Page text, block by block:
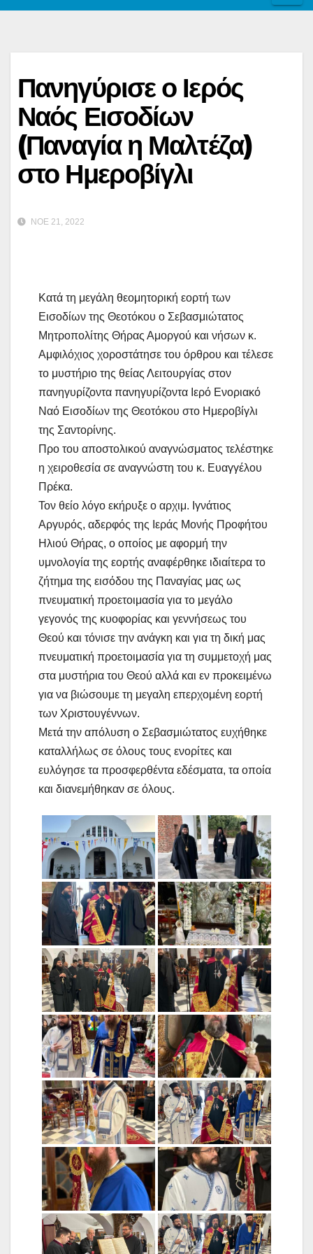
Πανηγύρισε ο Ιερός
Ναός Εισοδίων
(Παναγία η Μαλτέζα)
στο Ημεροβίγλι
ΝΟΈ 21, 2022
Κατά τη μεγάλη θεομητορική εορτή των
Εισοδίων της Θεοτόκου ο Σεβασμιώτατος
Μητροπολίτης Θήρας Αμοργού και νήσων κ.
Αμφιλόχιος χοροστάτησε του όρθρου και τέλεσε
το μυστήριο της θείας Λειτουργίας στον
πανηγυρίζοντα πανηγυρίζοντα Ιερό Ενοριακό
Ναό Εισοδίων της Θεοτόκου στο Ημεροβίγλι
της Σαντορίνης.
Προ του αποστολικού αναγνώσματος τελέστηκε
η χειροθεσία σε αναγνώστη του κ. Ευαγγέλου
Πρέκα.
Τον θείο λόγο εκήρυξε ο αρχιμ. Ιγνάτιος
Αργυρός, αδερφός της Ιεράς Μονής Προφήτου
Ηλιού Θήρας, ο οποίος με αφορμή την
υμνολογία της εορτής αναφέρθηκε ιδιαίτερα το
ζήτημα της εισόδου της Παναγίας μας ως
πνευματική προετοιμασία για το μεγάλο
γεγονός της κυοφορίας και γεννήσεως του
Θεού και τόνισε την ανάγκη και για τη δική μας
πνευματική προετοιμασία για τη συμμετοχή μας
στα μυστήρια του Θεού αλλά και εν προκειμένω
για να βιώσουμε τη μεγαλη επερχομένη εορτή
των Χριστουγέννων.
Μετά την απόλυση ο Σεβασμιώτατος ευχήθηκε
καταλλήλως σε όλους τους ενορίτες και
ευλόγησε τα προσφερθέντα εδέσματα, τα οποία
και διανεμήθηκαν σε όλους.